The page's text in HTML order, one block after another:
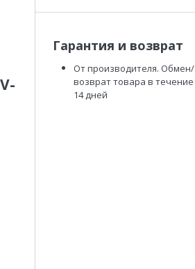
Гарантия и возврат
От производителя. Обмен/
возврат товара в течение
14 дней